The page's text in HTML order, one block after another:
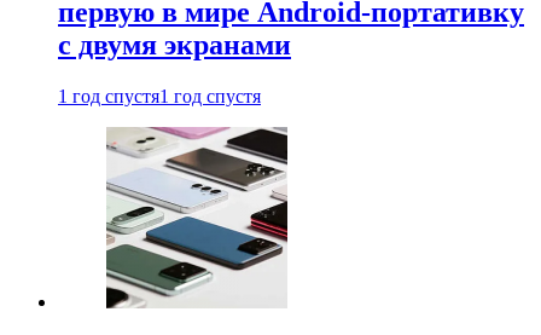
первую в мире Android-портативку
с двумя экранами
1 год спустя1 год спустя